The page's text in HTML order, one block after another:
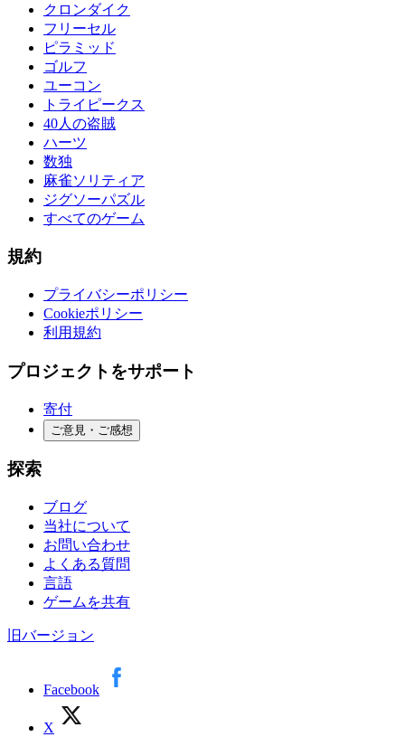
クロンダイク
フリーセル
ピラミッド
ゴルフ
ユーコン
トライピークス
40人の盗賊
ハーツ
数独
麻雀ソリティア
ジグソーパズル
すべてのゲーム
規約
プライバシーポリシー
Cookieポリシー
利用規約
プロジェクトをサポート
寄付
ご意見・ご感想
探索
ブログ
当社について
お問い合わせ
よくある質問
言語
ゲームを共有
旧バージョン
Facebook
X